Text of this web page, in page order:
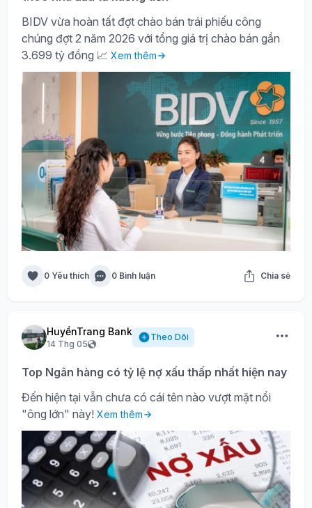
BIDV vừa hoàn tất đợt chào bán trái phiếu công
chúng đợt 2 năm 2026 với tổng giá trị chào bán gần
3.699 tỷ đồng 📈 Xem thêm
0 Yêu thích 0 Bình luận Chia sẻ
HuyềnTrang Bank
14 Thg 05
Theo Dõi
Top Ngân hàng có tỷ lệ nợ xấu thấp nhất hiện nay
Đến hiện tại vẫn chưa có cái tên nào vượt mặt nổi
"ông lớn" này! Xem thêm